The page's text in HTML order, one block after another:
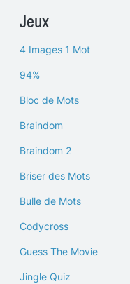
Jeux
4 Images 1 Mot
94%
Bloc de Mots
Braindom
Braindom 2
Briser des Mots
Bulle de Mots
Codycross
Guess The Movie
Jingle Quiz